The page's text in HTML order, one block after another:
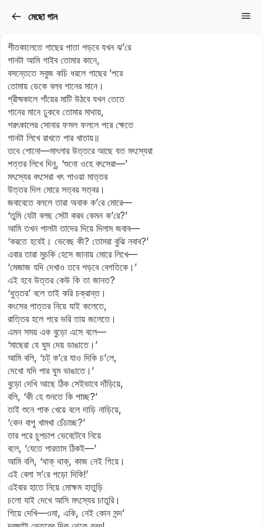
মেছো গান
শীতকালেতে গাছের পাতা পড়বে যখন ঝ’রে
গানটা আমি গাইব তোমার কানে,
বসন্তেতে সবুজ কচি ধরলে গাছের ’পরে
তোমায় ডেকে বলব গানের মানে।
গ্রীষ্মকালে গাঁয়ের মাটি উঠবে যখন তেতে
গানের মানে ঢুকবে তোমার মাথায়,
শরৎকালের সোনার ফসল ফললে পরে ক্ষেতে
গানটা লিখে রাখতে পার খাতায়॥
তবে শোনো—মাৎলার উত্তরে আছে যত মৎস্যেরা
পত্তর লিখে দিনু, ‘শুনো ওহে বৎসেরা—’
মৎস্যের বৎসেরা খৎ পাওয়া মাত্তর
উত্তর দিল মোরে সত্বর সত্বর।
জবাবেতে বললে তারা অবাক ক’রে মোরে—
‘তুমি যেটা বলছ সেটা করব কেমন ক’রে?’
আমি তখন পালটা তাদের দিয়ে দিলাম জবাব—
‘করতে হবেই। ভেবেছ কী? তোমরা বুঝি নবাব?’
এবার তারা মুচকি হেসে জানায় মোরে লিখে—
‘মেজাজ যদি দেখাও তবে পড়বে বেগতিকে।’
এই হবে উত্তর কেউ কি তা জানত?
‘ধুত্তর’ বলে তাই করি চক্রান্ত।
কংসের পাত্তর নিয়ে যাই কলেতে,
রাত্তির হলে পরে ভরি তায় জলেতে।
এমন সময় এক বুড়ো এসে বলে—
‘মাছেরা যে ঘুম দেয় ডাঙাতে।’
আমি বলি, ‘চট্‌ ক’রে যাও দিকি চ’লে,
দেখো যদি পার ঘুম ভাঙাতে।’
বুড়ো দেখি আছে ঠিক সেইভাবে দাঁড়িয়ে,
বলি, ‘কী হে শুনতে কি পাচ্ছ?’
তাই শুনে পাক খেয়ে বলে দাড়ি নাড়িয়ে,
‘কেন বাপু খামখা চেঁচাচ্ছ?’
তার পরে চুপচাপ ভেবেটেবে নিয়ে
বলে, ‘যেতে পারতাম ঠিকই—’
আমি বলি, ‘থাক্‌ থাক্‌, কাজ নেই গিয়ে।
এই বেলা স’রে পড়ো দিকি!’
এইবার হাতে নিয়ে মোক্ষম হাতুড়ি
চলো যাই দেখে আসি মৎস্যের চাতুরি।
গিয়ে দেখি—ওমা, একি, নেই কোন সন্দ’
Don’t have an account?
Remember me